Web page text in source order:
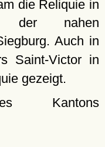
die Reliquie in
der nahen
Auch in
Saint-Victor in
gezeigt.
Kantons